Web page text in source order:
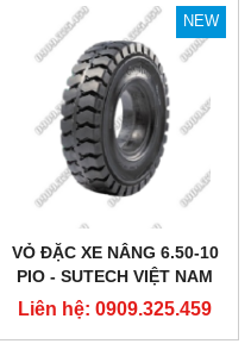
NEW
VỎ ĐẶC XE NÂNG 6.50-10
PIO - SUTECH VIỆT NAM
Liên hệ: 0909.325.459